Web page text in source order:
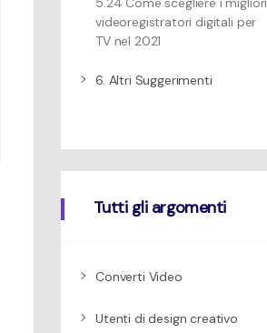
videoregistratori digitali per
TV nel 2021
6. Altri Suggerimenti
Tutti gli argomenti
Converti Video
Utenti di design creativo